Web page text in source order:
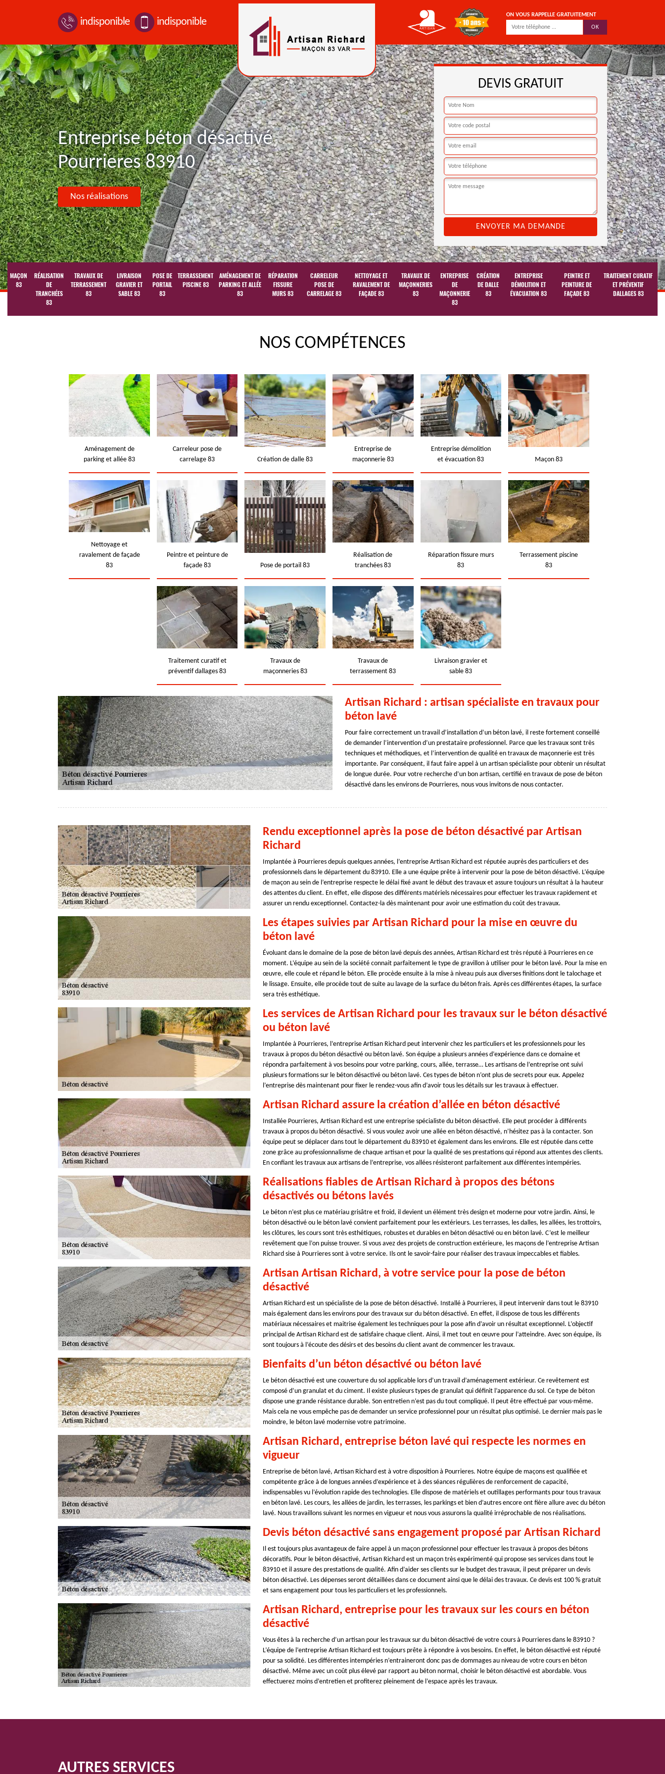
indisponible indisponible
ON VOUS RAPPELLE GRATUITEMENT
Entreprise béton désactivé
Pourrieres 83910
Nos réalisations
DEVIS GRATUIT
MAÇON
83
RÉALISATION
DE
TRANCHÉES
83
TRAVAUX DE
TERRASSEMENT
83
LIVRAISON
GRAVIER ET
SABLE 83
POSE DE
PORTAIL
83
TERRASSEMENT
PISCINE 83
AMÉNAGEMENT DE
PARKING ET ALLÉE
83
RÉPARATION
FISSURE
MURS 83
CARRELEUR
POSE DE
CARRELAGE 83
NETTOYAGE ET
RAVALEMENT DE
FAÇADE 83
TRAVAUX DE
MAÇONNERIES
83
ENTREPRISE
DE
MAÇONNERIE
83
CRÉATION
DE DALLE
83
ENTREPRISE
DÉMOLITION ET
ÉVACUATION 83
PEINTRE ET
PEINTURE DE
FAÇADE 83
TRAITEMENT CURATIF
ET PRÉVENTIF
DALLAGES 83
NOS COMPÉTENCES
Aménagement de
parking et allée 83
Carreleur pose de
carrelage 83
Création de dalle 83
Entreprise de
maçonnerie 83
Entreprise démolition
et évacuation 83
Maçon 83
Nettoyage et
ravalement de façade
83
Peintre et peinture de
façade 83
Pose de portail 83
Réalisation de
tranchées 83
Réparation fissure murs
83
Terrassement piscine
83
Traitement curatif et
préventif dallages 83
Travaux de
maçonneries 83
Travaux de
terrassement 83
Livraison gravier et
sable 83
Artisan Richard : artisan spécialiste en travaux pour
béton lavé
Pour faire correctement un travail d’installation d’un béton lavé, il reste fortement conseillé
de demander l’intervention d’un prestataire professionnel. Parce que les travaux sont très
techniques et méthodiques, et l’intervention de qualité en travaux de maçonnerie est très
importante. Par conséquent, il faut faire appel à un artisan spécialiste pour obtenir un résultat
de longue durée. Pour votre recherche d’un bon artisan, certifié en travaux de pose de béton
désactivé dans les environs de Pourrieres, nous vous invitons de nous contacter.
Rendu exceptionnel après la pose de béton désactivé par Artisan
Richard
Implantée à Pourrieres depuis quelques années, l’entreprise Artisan Richard est réputée auprès des particuliers et des
professionnels dans le département du 83910. Elle a une équipe prête à intervenir pour la pose de béton désactivé. L’équipe
de maçon au sein de l’entreprise respecte le délai fixé avant le début des travaux et assure toujours un résultat à la hauteur
des attentes du client. En effet, elle dispose des différents matériels nécessaires pour effectuer les travaux rapidement et
assurer un rendu exceptionnel. Contactez-la dès maintenant pour avoir une estimation du coût des travaux.
Les étapes suivies par Artisan Richard pour la mise en œuvre du
béton lavé
Évoluant dans le domaine de la pose de béton lavé depuis des années, Artisan Richard est très réputé à Pourrieres en ce
moment. L’équipe au sein de la société connait parfaitement le type de gravillon à utiliser pour le béton lavé. Pour la mise en
œuvre, elle coule et répand le béton. Elle procède ensuite à la mise à niveau puis aux diverses finitions dont le talochage et
le lissage. Ensuite, elle procède tout de suite au lavage de la surface du béton frais. Après ces différentes étapes, la surface
sera très esthétique.
Les services de Artisan Richard pour les travaux sur le béton désactivé
ou béton lavé
Implantée à Pourrieres, l’entreprise Artisan Richard peut intervenir chez les particuliers et les professionnels pour les
travaux à propos du béton désactivé ou béton lavé. Son équipe a plusieurs années d’expérience dans ce domaine et
répondra parfaitement à vos besoins pour votre parking, cours, allée, terrasse… Les artisans de l’entreprise ont suivi
plusieurs formations sur le béton désactivé ou béton lavé. Ces types de béton n’ont plus de secrets pour eux. Appelez
l’entreprise dès maintenant pour fixer le rendez-vous afin d’avoir tous les détails sur les travaux à effectuer.
Artisan Richard assure la création d’allée en béton désactivé
Installée Pourrieres, Artisan Richard est une entreprise spécialiste du béton désactivé. Elle peut procéder à différents
travaux à propos du béton désactivé. Si vous voulez avoir une allée en béton désactivé, n’hésitez pas à la contacter. Son
équipe peut se déplacer dans tout le département du 83910 et également dans les environs. Elle est réputée dans cette
zone grâce au professionnalisme de chaque artisan et pour la qualité de ses prestations qui répond aux attentes des clients.
En confiant les travaux aux artisans de l’entreprise, vos allées résisteront parfaitement aux différentes intempéries.
Réalisations fiables de Artisan Richard à propos des bétons
désactivés ou bétons lavés
Le béton n’est plus ce matériau grisâtre et froid, il devient un élément très design et moderne pour votre jardin. Ainsi, le
béton désactivé ou le béton lavé convient parfaitement pour les extérieurs. Les terrasses, les dalles, les allées, les trottoirs,
les clôtures, les cours sont très esthétiques, robustes et durables en béton désactivé ou en béton lavé. C’est le meilleur
revêtement que l’on puisse trouver. Si vous avez des projets de construction extérieure, les maçons de l’entreprise Artisan
Richard sise à Pourrieres sont à votre service. Ils ont le savoir-faire pour réaliser des travaux impeccables et fiables.
Artisan Artisan Richard, à votre service pour la pose de béton
désactivé
Artisan Richard est un spécialiste de la pose de béton désactivé. Installé à Pourrieres, il peut intervenir dans tout le 83910
mais également dans les environs pour des travaux sur du béton désactivé. En effet, il dispose de tous les différents
matériaux nécessaires et maitrise également les techniques pour la pose afin d’avoir un résultat exceptionnel. L’objectif
principal de Artisan Richard est de satisfaire chaque client. Ainsi, il met tout en œuvre pour l’atteindre. Avec son équipe, ils
sont toujours à l’écoute des désirs et des besoins du client avant de commencer les travaux.
Bienfaits d’un béton désactivé ou béton lavé
Le béton désactivé est une couverture du sol applicable lors d’un travail d’aménagement extérieur. Ce revêtement est
composé d’un granulat et du ciment. Il existe plusieurs types de granulat qui définit l’apparence du sol. Ce type de béton
dispose une grande résistance durable. Son entretien n’est pas du tout compliqué. Il peut être effectué par vous-même.
Mais cela ne vous empêche pas de demander un service professionnel pour un résultat plus optimisé. Le dernier mais pas le
moindre, le béton lavé modernise votre patrimoine.
Artisan Richard, entreprise béton lavé qui respecte les normes en
vigueur
Entreprise de béton lavé, Artisan Richard est à votre disposition à Pourrieres. Notre équipe de maçons est qualifiée et
compétente grâce à de longues années d’expérience et à des séances régulières de renforcement de capacité,
indispensables vu l’évolution rapide des technologies. Elle dispose de matériels et outillages performants pour tous travaux
en béton lavé. Les cours, les allées de jardin, les terrasses, les parkings et bien d’autres encore ont fière allure avec du béton
lavé. Nous travaillons suivant les normes en vigueur et nous vous assurons la qualité irréprochable de nos réalisations.
Devis béton désactivé sans engagement proposé par Artisan Richard
Il est toujours plus avantageux de faire appel à un maçon professionnel pour effectuer les travaux à propos des bétons
décoratifs. Pour le béton désactivé, Artisan Richard est un maçon très expérimenté qui propose ses services dans tout le
83910 et il assure des prestations de qualité. Afin d’aider ses clients sur le budget des travaux, il peut préparer un devis
béton désactivé. Les dépenses seront détaillées dans ce document ainsi que le délai des travaux. Ce devis est 100 % gratuit
et sans engagement pour tous les particuliers et les professionnels.
Artisan Richard, entreprise pour les travaux sur les cours en béton
désactivé
Vous êtes à la recherche d’un artisan pour les travaux sur du béton désactivé de votre cours à Pourrieres dans le 83910 ?
L’équipe de l’entreprise Artisan Richard est toujours prête à répondre à vos besoins. En effet, le béton désactivé est réputé
pour sa solidité. Les différentes intempéries n’entraineront donc pas de dommages au niveau de votre cours en béton
désactivé. Même avec un coût plus élevé par rapport au béton normal, choisir le béton désactivé est abordable. Vous
effectuerez moins d’entretien et profiterez pleinement de l’espace après les travaux.
AUTRES SERVICES